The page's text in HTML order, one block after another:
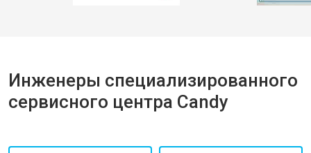
Инженеры специализированного
сервисного центра Candy